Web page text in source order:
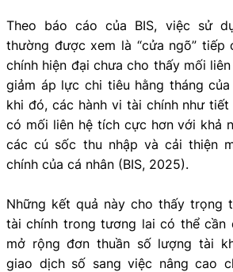
Theo báo cáo của BIS, việc sử
thường được xem là “cửa ngõ” tiếp
chính hiện đại chưa cho thấy mối
giảm áp lực chi tiêu hằng tháng
khi đó, các hành vi tài chính như
có mối liên hệ tích cực hơn với khả
các cú sốc thu nhập và cải thiện
chính của cá nhân (BIS, 2025).
Những kết quả này cho thấy trọng
tài chính trong tương lai có thể cần
mở rộng đơn thuần số lượng tài
giao dịch số sang việc nâng cao